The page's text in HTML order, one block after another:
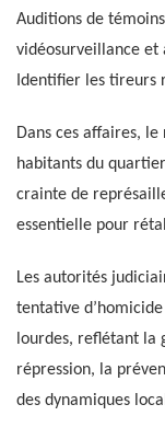
Auditions de
vidéosurveillance et
Identifier les tireurs
Dans ces affaires,
habitants du
crainte de
essentielle pour
Les autorités
tentative
lourdes, reflétant la
répression, la
des dynamiques